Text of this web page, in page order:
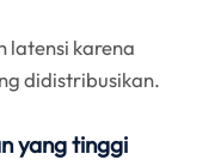
latensi karena
didistribusikan.
yang tinggi